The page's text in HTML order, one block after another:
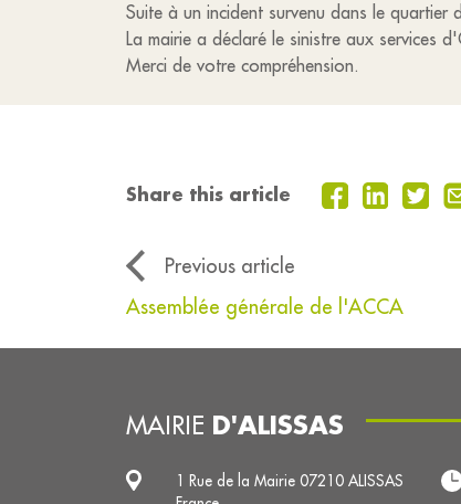
Suite à un incident survenu dans le quartier
La mairie a déclaré le sinistre aux services
Merci de votre compréhension.
Share this article
Previous article
Assemblée générale de l'ACCA
MAIRIE D'ALISSAS
1 Rue de la Mairie 07210 ALISSAS